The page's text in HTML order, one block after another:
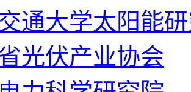
交通大学太阳能
光伏产业协会